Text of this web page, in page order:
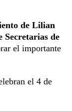
de Lilian
Secretarias de
el importante
el 4 de